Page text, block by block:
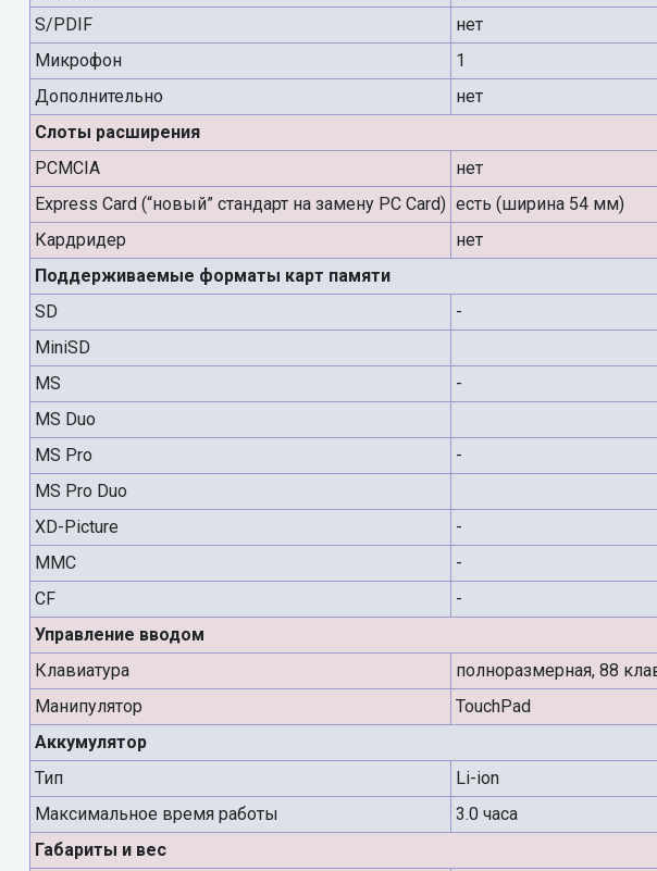
S/PDIF
нет
Микрофон
1
Дополнительно
нет
Слоты расширения
PCMCIA
нет
Express Card (“новый” стандарт на замену PC Card) есть (ширина 54 мм)
Кардридер
нет
Поддерживаемые форматы карт памяти
SD
-
MiniSD
MS
-
MS Duo
MS Pro
-
MS Pro Duo
XD-Picture
-
MMC
-
CF
-
Управление вводом
Клавиатура
полноразмерная, 88
Манипулятор
TouchPad
Аккумулятор
Тип
Li-ion
Максимальное время работы
3.0 часа
Габариты и вес